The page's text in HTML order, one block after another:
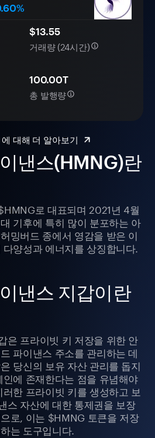
낸스(HMNG)란
로 대표되며 2021년 4월
기후에 특히 많이 분포하는 아
밍버드 종에서 영감을 받은 이
양성과 에너지를 상징합니다.
낸스 지갑이란
은 프라이빗 키 저장을 위한 안
파이낸스 주소를 관리하는 데
당신의 보유 자산 관리를 돕지
에 존재한다는 점을 유념해야
한 프라이빗 키를 생성하고 보
스 자산에 대한 통제권을 보장
로, 이는 $HMNG 토큰을 저장
는 도구입니다.
$13.55
거래량 (24시간)
100.00T
총 발행량
대해 더 알아보기